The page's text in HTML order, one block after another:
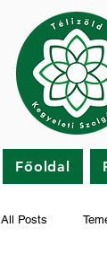
Főoldal
All Posts